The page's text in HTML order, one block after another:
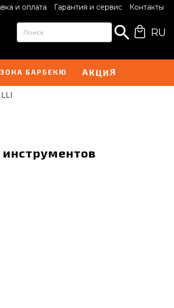
и оплата Гарантия и сервис Контакты
RU
ЗОНА БАРБЕКЮ АКЦИЯ